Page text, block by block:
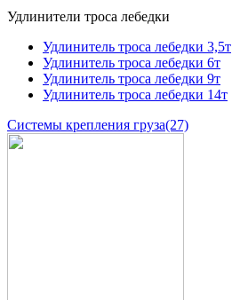
Удлинители троса лебедки
Удлинитель троса лебедки 3,5т
Удлинитель троса лебедки 6т
Удлинитель троса лебедки 9т
Удлинитель троса лебедки 14т
Системы крепления груза(27)